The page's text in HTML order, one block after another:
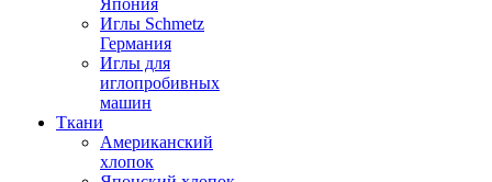
Япония
Иглы Schmetz
Германия
Иглы для
иглопробивных
машин
Ткани
Американский
хлопок